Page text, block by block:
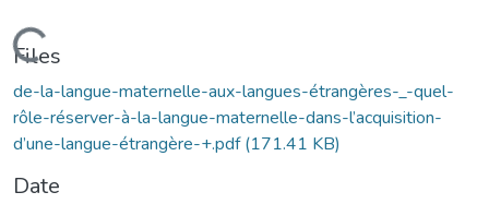
Loading...
Files
de-la-langue-maternelle-aux-langues-étrangères-_-quel-
rôle-réserver-à-la-langue-maternelle-dans-l’acquisition-
d’une-langue-étrangère-+.pdf(171.41 KB)
Date